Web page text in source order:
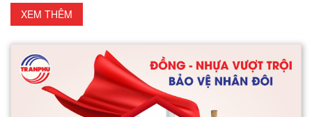
XEM THÊM